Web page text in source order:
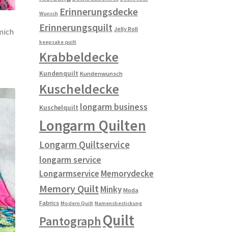
Wunsch Erinnerungsdecke
Erinnerungsquilt Jelly Roll
keepsake quilt
Krabbeldecke
Kundenquilt Kundenwunsch
Kuscheldecke
Kuschelquilt longarm business
Longarm Quilten
Longarm Quiltservice
longarm service
Longarmservice Memorydecke
Memory Quilt Minky Moda
Fabrics Modern Quilt Namensbestickung
Pantograph Quilt